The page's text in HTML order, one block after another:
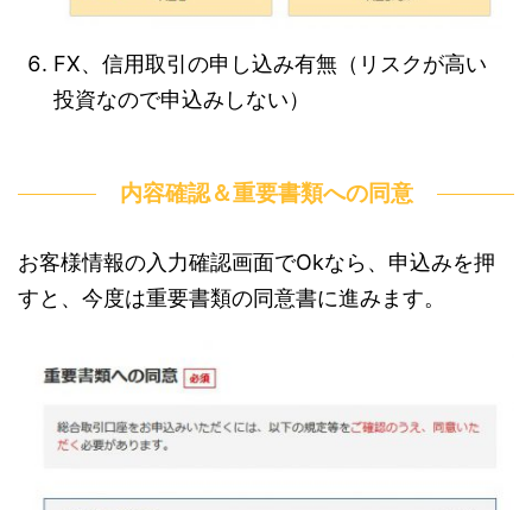
FX、信用取引の申し込み有無（リスクが高い
投資なので申込みしない）
内容確認＆重要書類への同意
お客様情報の入力確認画面でOkなら、申込みを押
すと、今度は重要書類の同意書に進みます。